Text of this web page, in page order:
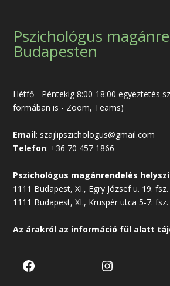
Pszichológus
Budapesten
Hétfő - Péntekig 8:00-18:00 egyeztetés
formában is - Zoom, Teams)
Email: szajlipszichologus@gmail.com
Telefon: +36 70 457 1866
Pszichológus magánrendelés
1111 Budapest, XI., Egry József u. 19. fsz.
1111 Budapest, XI., Kruspér utca 5-7. fsz.
Az árakról az információ fül alatt
Facebook Instagram